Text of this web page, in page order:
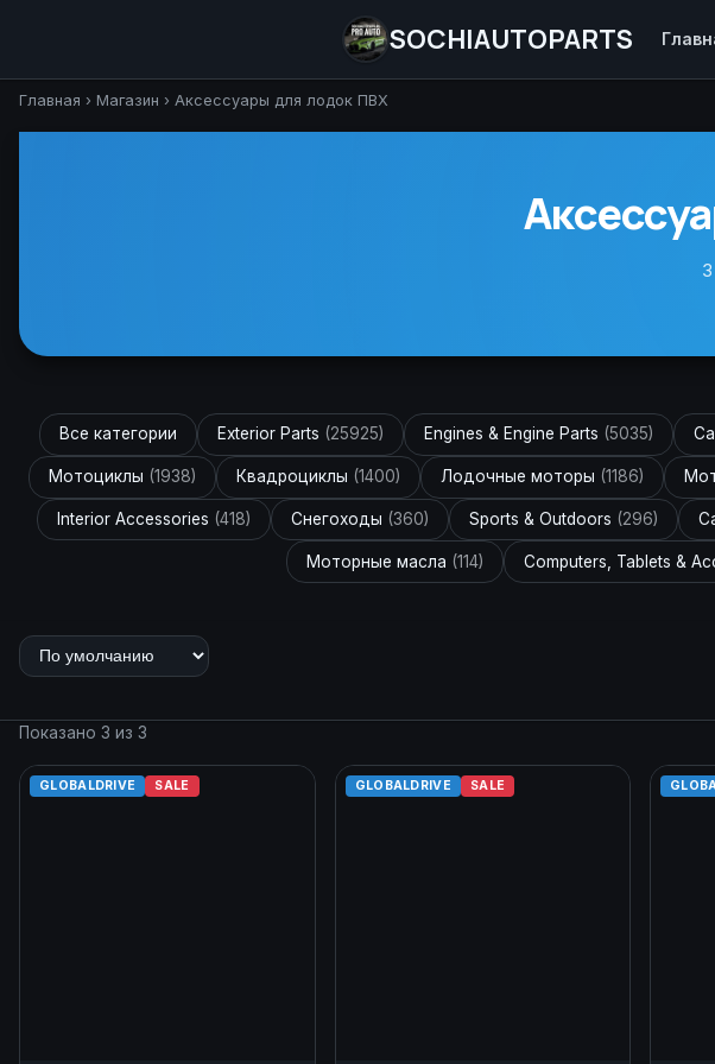
SOCHIAUTOPARTS
Главная › Магазин › Аксессуары для лодок ПВХ
Все категории Exterior Parts (25925) Engines & Engine Parts (5035)
Мотоциклы (1938) Квадроциклы (1400) Лодочные моторы (1186)
Interior Accessories (418) Снегоходы (360) Sports & Outdoors (296)
Моторные масла (114) Computers, Tablets &
Показано 3 из 3
GLOBALDRIVE SALE GLOBALDRIVE SALE